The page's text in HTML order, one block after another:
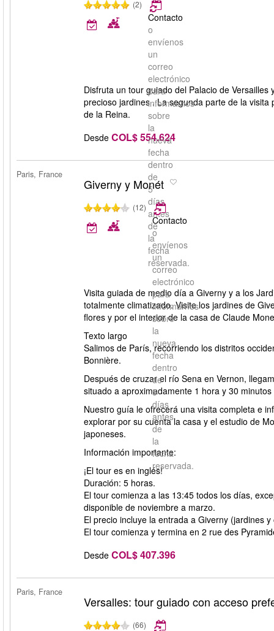
(2)
Contacto
o
envíenos
un
correo
electrónico
para
informarnos
sobre
la
nueva
fecha
dentro
de
5
días
antes
de
la
fecha
reservada.
Disfruta un tour guiado del Palacio de
precioso jardines . La segunda parte de la
de la Reina.
Desde COL$ 554.624
Paris, France
Giverny y Monét
(12)
Contacto
o
envíenos
un
correo
electrónico
para
informarnos
sobre
la
nueva
fecha
dentro
de
5
días
antes
de
la
fecha
reservada.
Visita guiada de medio día a Giverny y a los
totalmente climatizado. Visite los jardines de
flores y por el interior de la casa de Claude
Texto largo
Salimos de París, recorriendo los distritos
Bonnière.
Después de cruzar el río Sena en Vernon,
situado a aproximadamente 1 hora y 30
Nuestro guía le ofrecerá una visita completa e
explorar por su cuenta la casa y el estudio de
japoneses.
Información importante:
¡El tour es en inglés!
Duración: 5 horas.
El tour comienza a las 13:45 todos los días,
disponible de noviembre a marzo.
El precio incluye la entrada a Giverny (jardines y
El tour comienza y termina en 2 rue des
Desde COL$ 407.396
Paris, France
Versalles: tour guiado con acceso
(66)